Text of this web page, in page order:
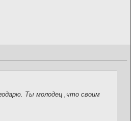
Ты молодец ,что своим